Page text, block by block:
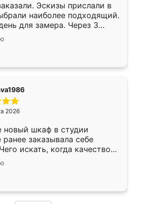
Эскизы прислали в
наиболее подходящий.
для замера. Через 3
уже готова. Остались
Спасибо Ренессанс
работу!
2026
новый шкаф в студии
ранее заказывала себе
искать, когда качеством
Служит кухня уже почти
нет.